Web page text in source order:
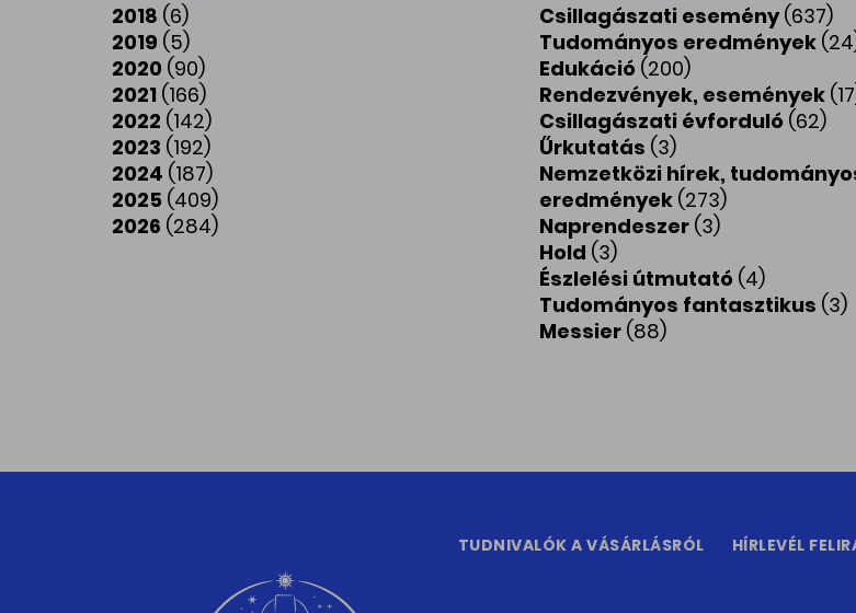
2018 (6)
2019 (5)
2020 (90)
2021 (166)
2022 (142)
2023 (192)
2024 (187)
2025 (409)
2026 (284)
Csillagászati esemény(637)
Tudományos eredmények
Edukáció (200)
Rendezvények, események
Csillagászati évforduló (62)
Űrkutatás (3)
Nemzetközi hírek,
eredmények (273)
Naprendeszer (3)
Hold (3)
Észlelési útmutató (4)
Tudományos fantasztikus (3)
Messier (88)
TUDNIVALÓK A VÁSÁRLÁSRÓL HÍRLEVÉL